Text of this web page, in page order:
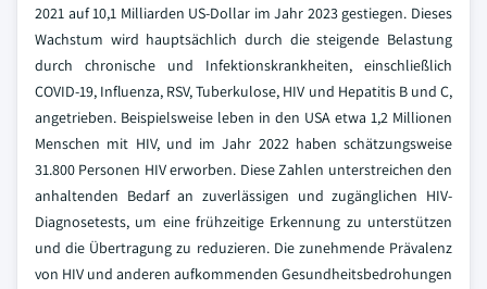
2021 auf 10,1 Milliarden US-Dollar im Jahr 2023 gestiegen. Dieses
Wachstum wird hauptsächlich durch die steigende Belastung
durch chronische und Infektionskrankheiten, einschließlich
COVID-19, Influenza, RSV, Tuberkulose, HIV und Hepatitis B und C,
angetrieben. Beispielsweise leben in den USA etwa 1,2 Millionen
Menschen mit HIV, und im Jahr 2022 haben schätzungsweise
31.800 Personen HIV erworben. Diese Zahlen unterstreichen den
anhaltenden Bedarf an zuverlässigen und zugänglichen HIV-
Diagnosetests, um eine frühzeitige Erkennung zu unterstützen
und die Übertragung zu reduzieren. Die zunehmende Prävalenz
von HIV und anderen aufkommenden Gesundheitsbedrohungen